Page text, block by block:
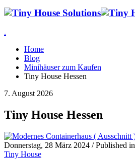
.
Home
Blog
Minihäuser zum Kaufen
Tiny House Hessen
7. August 2026
Tiny House Hessen
Donnerstag, 28 März 2024 /Published in
Tiny House